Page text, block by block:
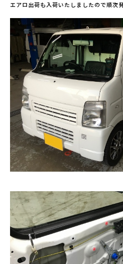
エアロ出荷も入荷いたしましたので順次